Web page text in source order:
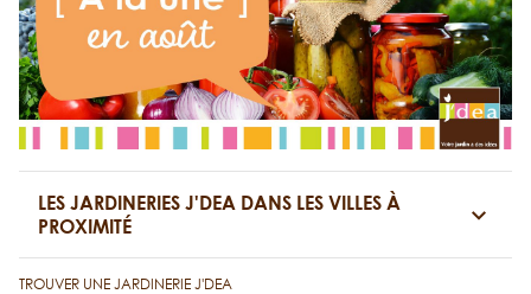
LES JARDINERIES J'DEA DANS LES VILLES À
PROXIMITÉ
TROUVER UNE JARDINERIE J'DEA